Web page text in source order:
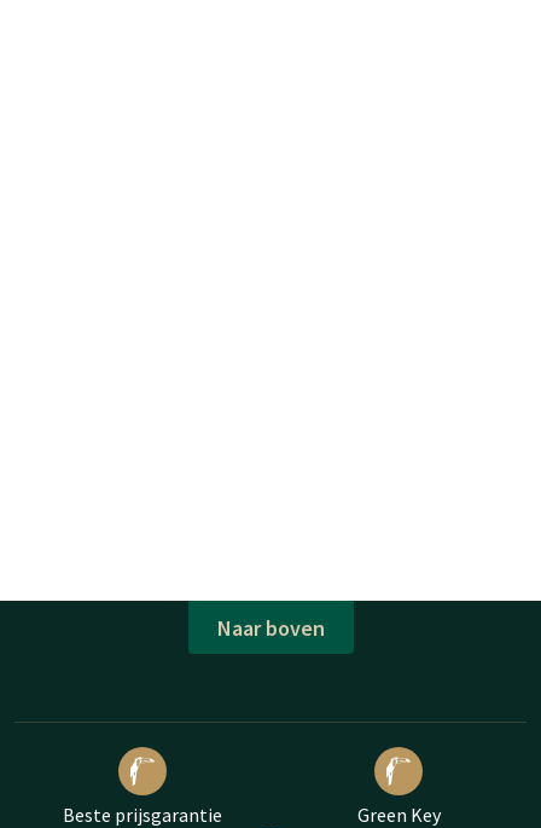
Naar boven
Beste prijsgarantie Green Key